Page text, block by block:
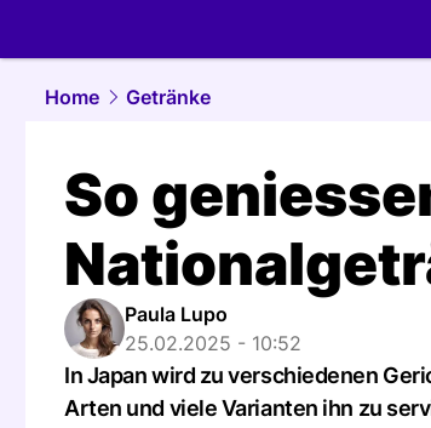
Home
Getränke
So
Paula Lupo
25.02.2025 - 10:52
In Japan wird zu verschiedenen
Arten und viele Varianten ihn zu